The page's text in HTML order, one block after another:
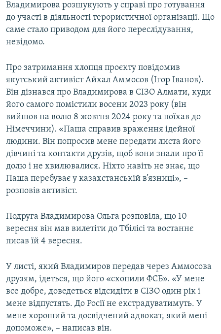
Владимирова розшукують у справі про готування
до участі в діяльності терористичної організації. Що
саме стало приводом для його переслідування,
невідомо.
Про затримання хлопця проєкту повідомив
якутський активіст Айхал Аммосов (Ігор Іванов).
Він дізнався про Владимирова в СІЗО Алмати, куди
його самого помістили восени 2023 року (він
вийшов на волю 8 жовтня 2024 року та поїхав до
Німеччини). «Паша справив враження ідейної
людини. Він попросив мене передати листа його
дівчині та контакти друзів, щоб вони знали про її
долю і не хвилювалися. Ніхто навіть не знає, що
Паша перебуває у казахстанській в’язниці», –
розповів активіст.
Подруга Владимирова Ольга розповіла, що 10
вересня він мав вилетіти до Тбілісі та востаннє
писав їй 4 вересня.
У листі, який Владимиров передав через Аммосова
друзям, ідеться, що його «схопили ФСБ». «У мене
все добре, доведеться відсидіти в СІЗО один рік і
мене відпустять. До Росії не екстрадуватимуть. У
мене хороший та досвідчений адвокат, який мені
допоможе», – написав він.